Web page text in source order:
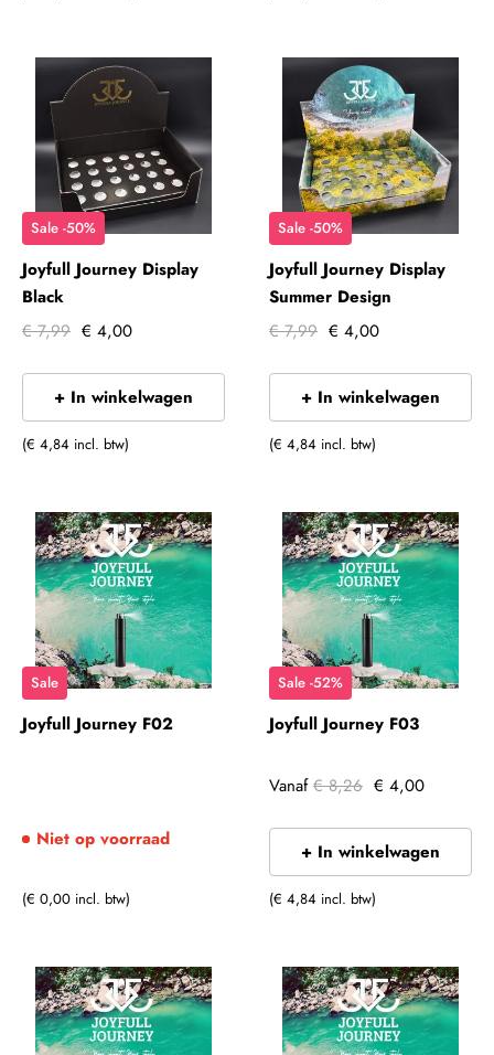
Sale -50%
Joyfull Journey Display
Black
€ 7,99 € 4,00
+ In winkelwagen
(€ 4,84 incl. btw)
Sale -50%
Joyfull Journey Display
Summer Design
€ 7,99 € 4,00
+ In winkelwagen
(€ 4,84 incl. btw)
Sale
Joyfull Journey F02
Niet op voorraad
(€ 0,00 incl. btw)
Sale -52%
Joyfull Journey F03
Vanaf € 8,26 € 4,00
+ In winkelwagen
(€ 4,84 incl. btw)